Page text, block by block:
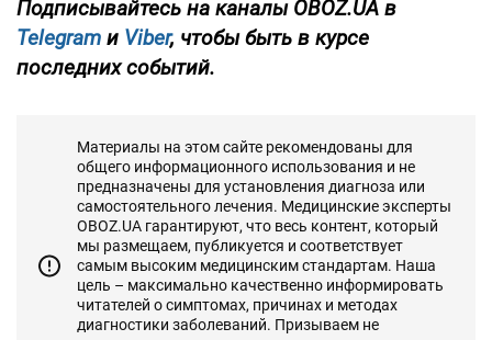
Подписывайтесь на каналы OBOZ.UA в
Telegram и Viber, чтобы быть в курсе
последних событий.
Материалы на этом сайте рекомендованы для
общего информационного использования и не
предназначены для установления диагноза или
самостоятельного лечения. Медицинские эксперты
OBOZ.UA гарантируют, что весь контент, который
мы размещаем, публикуется и соответствует
самым высоким медицинским стандартам. Наша
цель – максимально качественно информировать
читателей о симптомах, причинах и методах
диагностики заболеваний. Призываем не